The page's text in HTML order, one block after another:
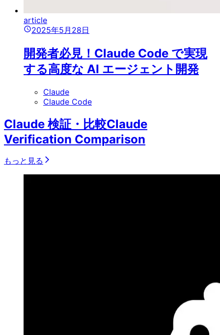
article
2025年5月28日
開発者必見！Claude Code で実現
する高度な AI エージェント開発
Claude
Claude Code
Claude 検証・比較Claude
Verification Comparison
もっと見る